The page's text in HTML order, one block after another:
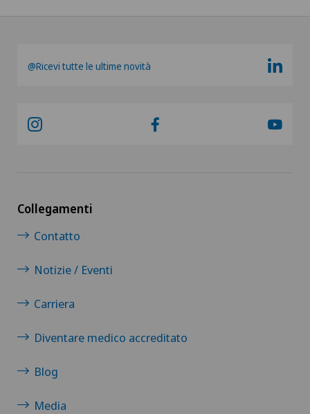
@Ricevi tutte le ultime novità
Collegamenti
Contatto
Notizie / Eventi
Carriera
Diventare medico accreditato
Blog
Media